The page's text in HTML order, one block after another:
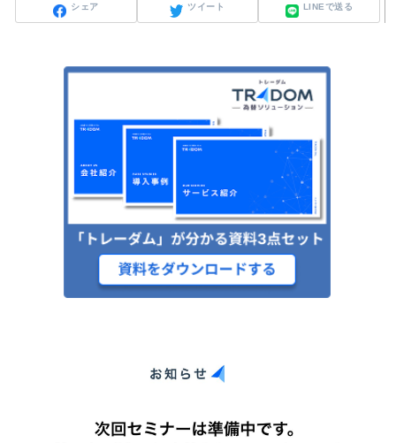
シェア ツイート LINEで送る